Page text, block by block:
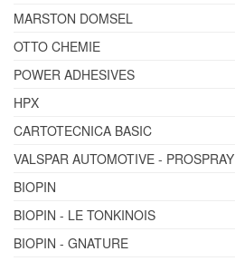
MARSTON DOMSEL
OTTO CHEMIE
POWER ADHESIVES
HPX
CARTOTECNICA BASIC
VALSPAR AUTOMOTIVE - PROSPRAY
BIOPIN
BIOPIN - LE TONKINOIS
BIOPIN - GNATURE